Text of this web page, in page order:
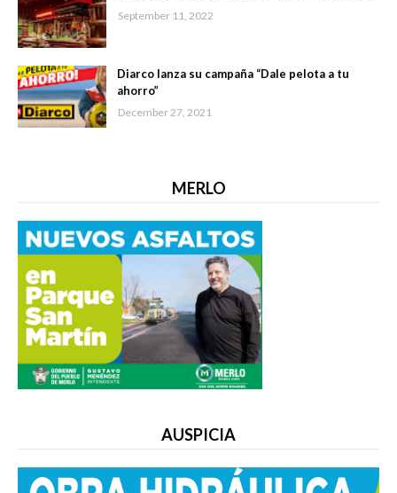
September 11, 2022
Diarco lanza su campaña “Dale pelota a tu
ahorro”
December 27, 2021
MERLO
AUSPICIA